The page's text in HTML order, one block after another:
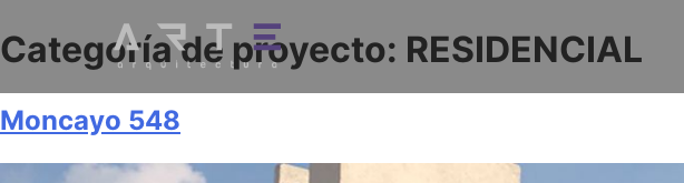
Categoría de proyecto: RESIDENCIAL
Moncayo 548